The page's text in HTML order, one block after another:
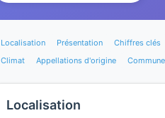
Localisation Présentation
Chiffres clés
Climat
Appellations d'origine
Localisation